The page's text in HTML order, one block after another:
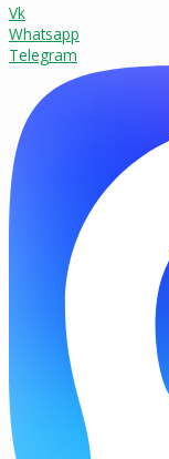
Vk
Whatsapp
Telegram